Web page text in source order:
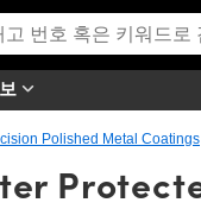
Polished Metal Coatings